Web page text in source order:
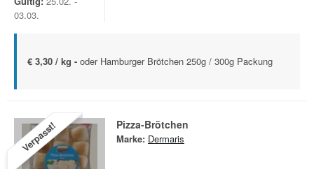
03.03.
€ 3,30 / kg - oder Hamburger Brötchen 250g / 300g Packung
Verpasst! Pizza-Brötchen
Marke: Dermaris